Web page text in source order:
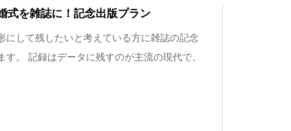
式を雑誌に！記念出版プラン
にして残したいと考えている方に雑誌の記念
す。 記録はデータに残すのが主流の現代で、